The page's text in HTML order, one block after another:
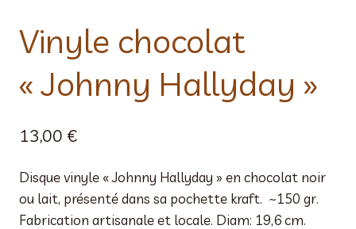
Vinyle chocolat
« Johnny Hallyday »
13,00 €
Disque vinyle « Johnny Hallyday » en chocolat noir
ou lait, présenté dans sa pochette kraft. ~150 gr.
Fabrication artisanale et locale. Diam: 19,6 cm.